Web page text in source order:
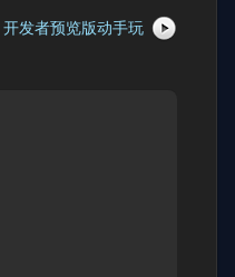
发者预览版动手玩